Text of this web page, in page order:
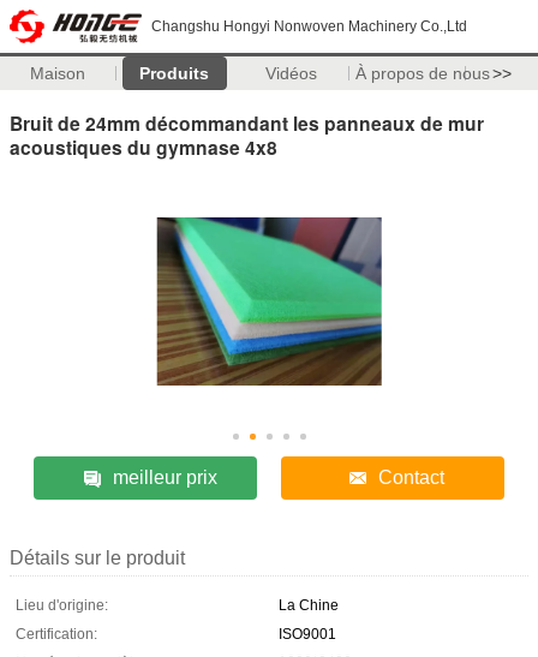
Changshu Hongyi Nonwoven Machinery Co.,Ltd
Maison Produits Vidéos À propos de nous>>
Bruit de 24mm décommandant les panneaux de mur
acoustiques du gymnase 4x8
meilleur prix Contact
Détails sur le produit
Lieu d'origine:
La Chine
Certification:
ISO9001